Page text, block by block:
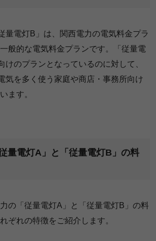
量電灯B」は、関西電力の電気料金プラ
般的な電気料金プランです。「従量電
けのプランとなっているのに対して、
気を多く使う家庭や商店・事務所向け
ます。
量電灯A」と「従量電灯B」の料
の「従量電灯A」と「従量電灯B」の料
ぞれの特徴をご紹介します。